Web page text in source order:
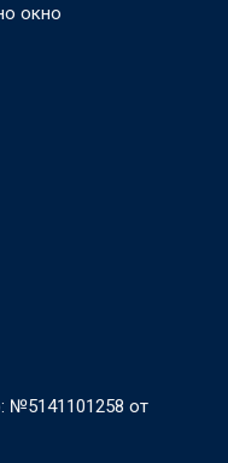
окно
№5141101258 от